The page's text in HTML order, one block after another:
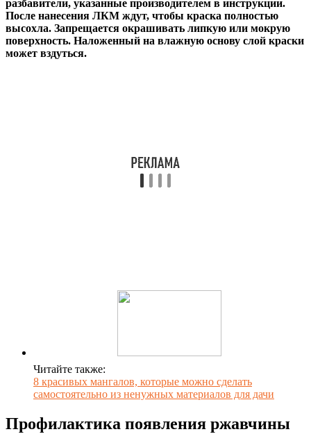
разбавители, указанные производителем в инструкции.
После нанесения ЛКМ ждут, чтобы краска полностью
высохла. Запрещается окрашивать липкую или мокрую
поверхность. Наложенный на влажную основу слой краски
может вздуться.
Читайте также:
8 красивых мангалов, которые можно сделать
самостоятельно из ненужных материалов для дачи
Профилактика появления ржавчины